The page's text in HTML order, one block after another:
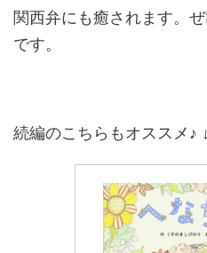
関西弁にも癒されます。
です。
続編のこちらもオススメ♪ ↓